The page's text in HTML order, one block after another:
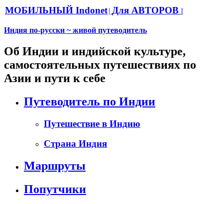
МОБИЛЬНЫЙ Indonet| Для АВТОРОВ |
Индия по-русски ~ живой путеводитель
Об Индии и индийской культуре,
самостоятельных путешествиях по
Азии и пути к себе
Путеводитель по Индии
Путешествие в Индию
Страна Индия
Маршруты
Попутчики